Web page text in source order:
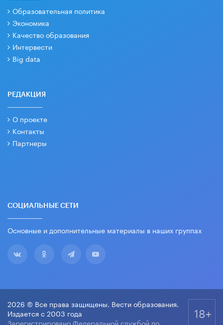
Образовательная политика
Экономика
Качество образования
Интервести
Big data
РЕДАКЦИЯ
О проекте
Контакты
Партнеры
СОЦИАЛЬНЫЕ СЕТИ
Основные и дополнительные материалы в наших группах
2026 © Все права защищены. Вести образования.
Издается с 2003 года
Зарегистрировано Федеральной службой по
18+